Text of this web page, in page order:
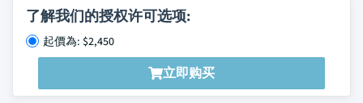
了解我们的授权许可选项:
起價為: $2,450
立即购买